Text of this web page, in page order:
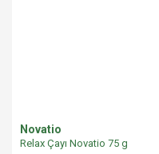
Novatio
Relax Çayı Novatio 75 g